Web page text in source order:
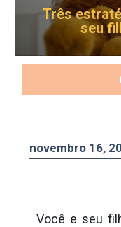
Três
seu
novembro 16,
Você e seu